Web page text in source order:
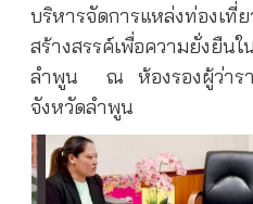
บริหารจัดการแหล่งท่องเ
สร้างสรรค์เพื่อความยั่ง
ลำพูน
ณ ห้องรองผู้ว่าร
จังหวัดลำพูน